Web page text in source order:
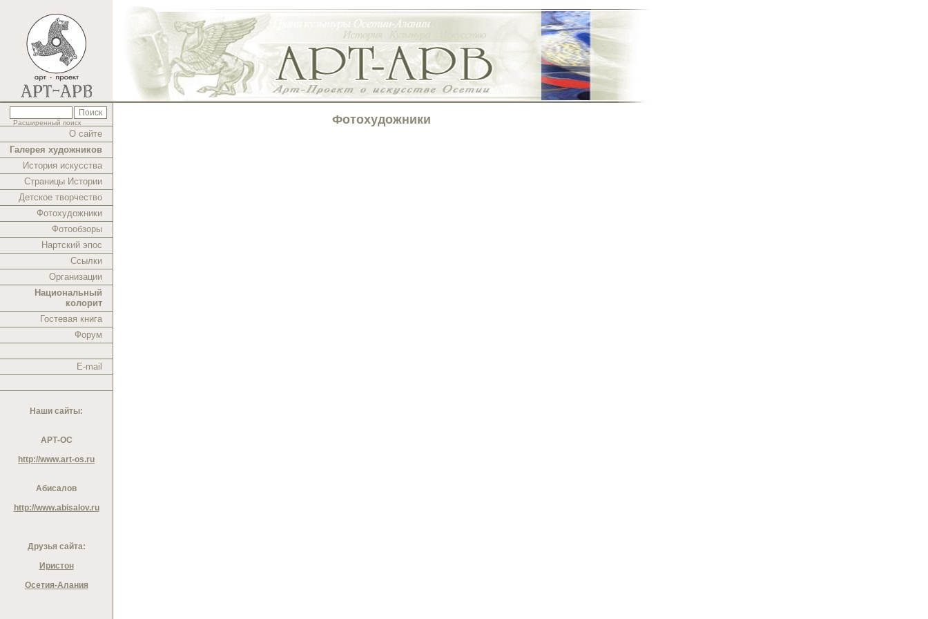
Расширенный поиск
О сайте
Галерея художников
История искусства
Страницы Истории
Детское творчество
Фотохудожники
Фотообзоры
Нартский эпос
Ссылки
Организации
Национальный
колорит
Гостевая книга
Форум
E-mail
Наши сайты:
АРТ-ОС
http://www.art-os.ru
Абисалов
http://www.abisalov.ru
Друзья сайта:
Иристон
Осетия-Алания
Фотохудожники